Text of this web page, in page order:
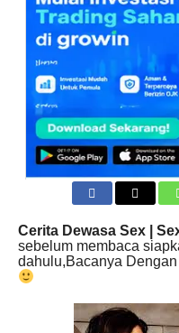
Cerita Dewasa Sex |
sebelum membaca
dahulu,Bacanya